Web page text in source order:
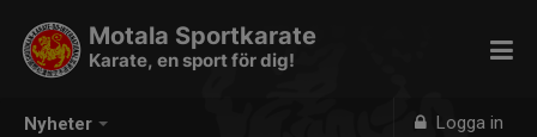
Nyheter Logga in
Motala Sportkarate
Karate, en sport för dig!